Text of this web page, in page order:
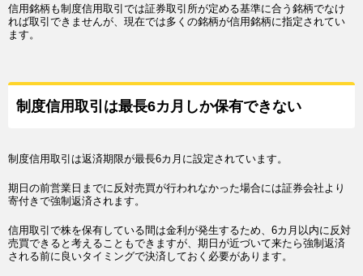
信用銘柄も制度信用取引では証券取引所が定める基準に合う銘柄でなけ
れば取引できませんが、現在では多くの銘柄が信用銘柄に指定されてい
ます。
制度信用取引は最長6カ月しか保有できない
制度信用取引は返済期限が最長6カ月に設定されています。
期日の前営業日までに反対売買が行われなかった場合には証券会社より
寄付きで強制返済されます。
信用取引で株を保有している間は金利が発生するため、6カ月以内に反対
売買できると考えることもできますが、期日が近づいて来たら強制返済
される前に良いタイミングで決済しておく必要があります。